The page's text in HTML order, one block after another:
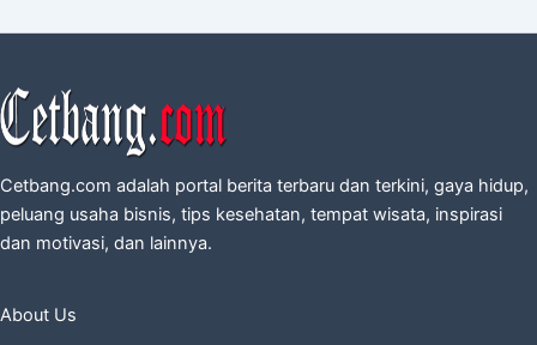
Cetbang.com adalah portal berita terbaru dan terkini, gaya hidup,
peluang usaha bisnis, tips kesehatan, tempat wisata, inspirasi
dan motivasi, dan lainnya.
About Us